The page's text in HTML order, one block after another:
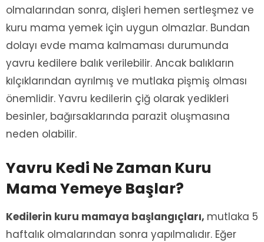
olmalarından sonra, dişleri hemen sertleşmez ve
kuru mama yemek için uygun olmazlar. Bundan
dolayı evde mama kalmaması durumunda
yavru kedilere balık verilebilir. Ancak balıkların
kılçıklarından ayrılmış ve mutlaka pişmiş olması
önemlidir. Yavru kedilerin çiğ olarak yedikleri
besinler, bağırsaklarında parazit oluşmasına
neden olabilir.
Yavru Kedi Ne Zaman Kuru
Mama Yemeye Başlar?
Kedilerin kuru mamaya başlangıçları, mutlaka 5
haftalık olmalarından sonra yapılmalıdır. Eğer